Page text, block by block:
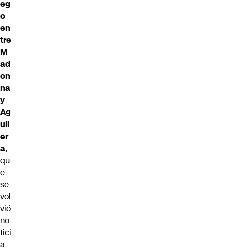
eg
o
en
tre
M
ad
on
na
y
Ag
uil
er
a,
qu
e
se
vol
vió
no
tici
a